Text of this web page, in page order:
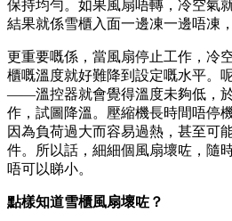
保持均勻。如果風扇唔轉，冷空氣
結果就係雪櫃入面一邊凍一邊唔凍
更重要嘅係，當風扇停止工作，冷
櫃嘅溫度就好難降到設定嘅水平。
——溫控器就會覺得溫度未夠低，
作，試圖降溫。壓縮機長時間唔停
因為負荷過大而容易過熱，甚至可
件。所以話，細細個風扇壞咗，隨
唔可以睇小。
點樣知道雪櫃風扇壞咗？